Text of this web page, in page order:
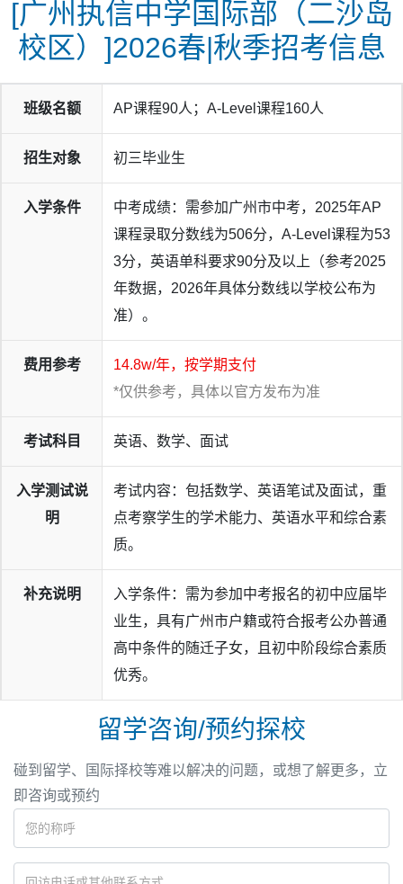
[广州执信中学国际部（二沙岛
校区）]2026春|秋季招考信息
班级名额 AP课程90人；A-Level课程160人
招生对象 初三毕业生
入学条件
中考成绩：需参加广州市中考，2025年AP
课程录取分数线为506分，A-Level课程为53
3分，英语单科要求90分及以上（参考2025
年数据，2026年具体分数线以学校公布为
准）。
费用参考
14.8w/年，按学期支付
*仅供参考，具体以官方发布为准
考试科目 英语、数学、面试
入学测试说
明
考试内容：包括数学、英语笔试及面试，重
点考察学生的学术能力、英语水平和综合素
质。
补充说明
入学条件：需为参加中考报名的初中应届毕
业生，具有广州市户籍或符合报考公办普通
高中条件的随迁子女，且初中阶段综合素质
优秀。
留学咨询/预约探校
碰到留学、国际择校等难以解决的问题，或想了解更多，立
即咨询或预约